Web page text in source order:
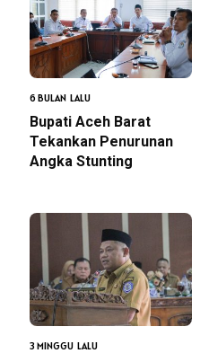
6 BULAN LALU
Bupati Aceh Barat
Tekankan Penurunan
Angka Stunting
3 MINGGU LALU